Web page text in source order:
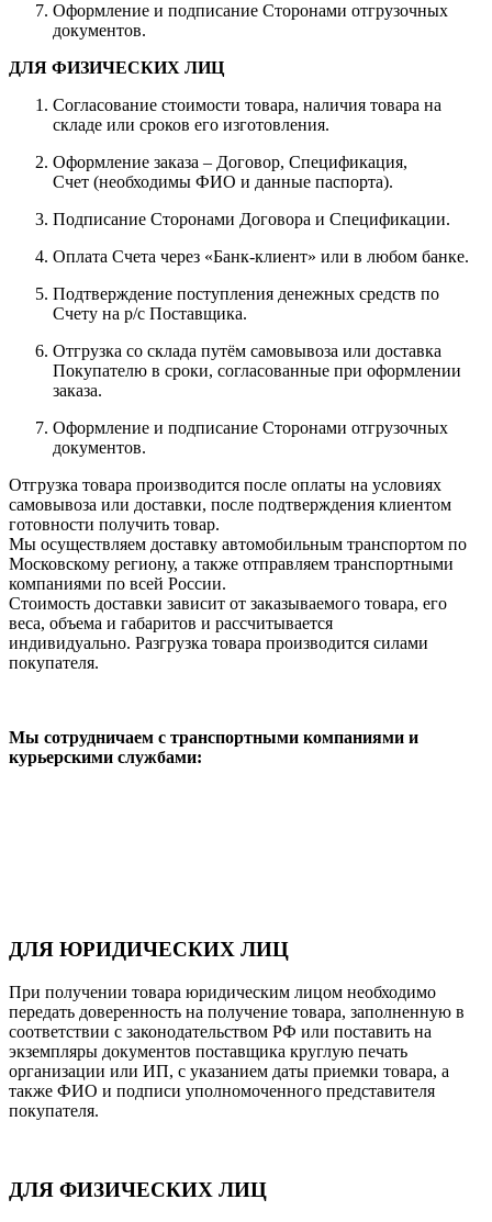
Оформление и подписание Сторонами отгрузочных
документов.
ДЛЯ ФИЗИЧЕСКИХ ЛИЦ
Согласование стоимости товара, наличия товара на
складе или сроков его изготовления.
Оформление заказа – Договор, Спецификация,
Счет (необходимы ФИО и данные паспорта).
Подписание Сторонами Договора и Спецификации.
Оплата Счета через «Банк-клиент» или в любом банке.
Подтверждение поступления денежных средств по
Счету на р/с Поставщика.
Отгрузка со склада путём самовывоза или доставка
Покупателю в сроки, согласованные при оформлении
заказа.
Оформление и подписание Сторонами отгрузочных
документов.
Отгрузка товара производится после оплаты на условиях
самовывоза или доставки, после подтверждения клиентом
готовности получить товар.
Мы осуществляем доставку автомобильным транспортом по
Московскому региону, а также отправляем транспортными
компаниями по всей России.
Стоимость доставки зависит от заказываемого товара, его
веса, объема и габаритов и рассчитывается
индивидуально. Разгрузка товара производится силами
покупателя.
Мы сотрудничаем с транспортными компаниями и
курьерскими службами:
ДЛЯ ЮРИДИЧЕСКИХ ЛИЦ
При получении товара юридическим лицом необходимо
передать доверенность на получение товара, заполненную в
соответствии с законодательством РФ или поставить на
экземпляры документов поставщика круглую печать
организации или ИП, с указанием даты приемки товара, а
также ФИО и подписи уполномоченного представителя
покупателя.
ДЛЯ ФИЗИЧЕСКИХ ЛИЦ